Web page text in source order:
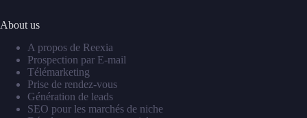
About us
A propos de Reexia
Prospection par E-mail
Télémarketing
Prise de rendez-vous
Génération de leads
SEO pour les marchés de niche